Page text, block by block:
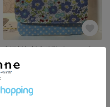
◆送料無料◆移動ポケット◇ブルーの小花柄